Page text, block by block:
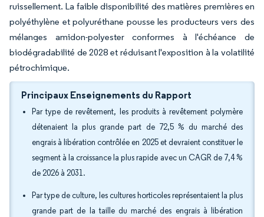
ruissellement. La faible disponibilité des matières premières en
polyéthylène et polyuréthane pousse les producteurs vers des
mélanges amidon-polyester conformes à l'échéance de
biodégradabilité de 2028 et réduisant l'exposition à la volatilité
pétrochimique.
Principaux Enseignements du Rapport
Par type de revêtement, les produits à revêtement polymère
détenaient la plus grande part de 72,5 % du marché des
engrais à libération contrôlée en 2025 et devraient constituer le
segment à la croissance la plus rapide avec un CAGR de 7,4 %
de 2026 à 2031.
Par type de culture, les cultures horticoles représentaient la plus
grande part de la taille du marché des engrais à libération